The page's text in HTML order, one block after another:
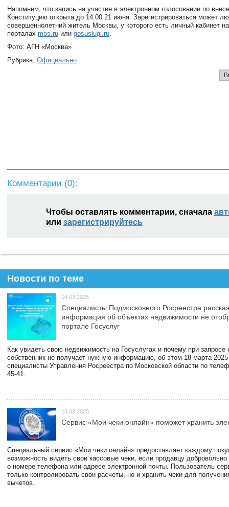
Напомним, что запись на участие в электронном голосовании по
Конституцию открыта до 14.00 21 июня. Зарегистрироваться может
совершеннолетний житель Москвы, у которого есть личный кабинет на
порталах mos.ru или gosuslugi.ru
Фото: АГН «Москва»
Рубрика: Официально
Комментарии (0):
Чтобы оставлять комментарии, сначала
или зарегистрируйтесь
Новости по теме
14.03.2025
Специалисты Подмосковного Росреестра
информация об объектах недвижимости не
портале Госуслуг
Как увидеть свою недвижимость на Госуслугах и почему при запросе
собственник не получает нужную информацию, об этом 18 марта 2025
специалисты Управления Росреестра по Московской области по
45-41.
13.03.2025
Сервис «Мои чеки онлайн» поможет хранить
Специальный сервис «Мои чеки онлайн» предоставляет каждому
возможность видеть свои кассовые чеки, если продавцу
о номере телефона или адресе электронной почты. Пользователь
только контролировать свои расчеты, но и хранить чеки для
вычетов.